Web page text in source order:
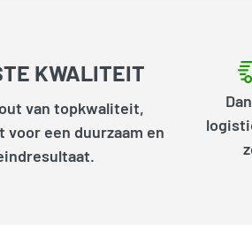
KWALITEIT
van topkwaliteit,
een duurzaam en